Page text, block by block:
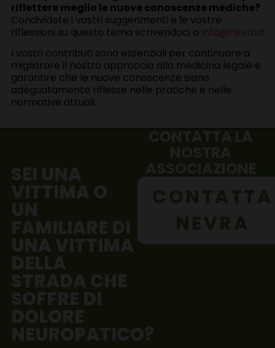
riflettere meglio le nuove conoscenze mediche?
Condividete i vostri suggerimenti e le vostre
riflessioni su questo tema scrivendoci a info@nevra.it.
I vostri contributi sono essenziali per continuare a
migliorare il nostro approccio alla medicina legale e
garantire che le nuove conoscenze siano
adeguatamente riflesse nelle pratiche e nelle
normative attuali.
SEI UNA
VITTIMA O
UN
FAMILIARE DI
UNA VITTIMA
DELLA
STRADA CHE
SOFFRE DI
DOLORE
NEUROPATICO?
CONTATTA LA
NOSTRA
ASSOCIAZIONE
CONTATTA
NEVRA